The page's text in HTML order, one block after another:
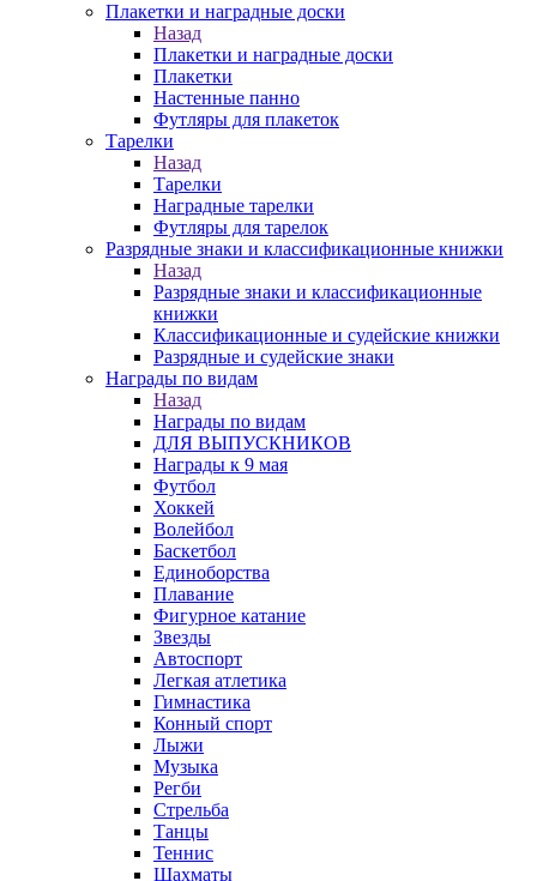
Плакетки и наградные доски
Назад
Плакетки и наградные доски
Плакетки
Настенные панно
Футляры для плакеток
Тарелки
Назад
Тарелки
Наградные тарелки
Футляры для тарелок
Разрядные знаки и классификационные книжки
Назад
Разрядные знаки и классификационные
книжки
Классификационные и судейские книжки
Разрядные и судейские знаки
Награды по видам
Назад
Награды по видам
ДЛЯ ВЫПУСКНИКОВ
Награды к 9 мая
Футбол
Хоккей
Волейбол
Баскетбол
Единоборства
Плавание
Фигурное катание
Звезды
Автоспорт
Легкая атлетика
Гимнастика
Конный спорт
Лыжи
Музыка
Регби
Стрельба
Танцы
Теннис
Шахматы